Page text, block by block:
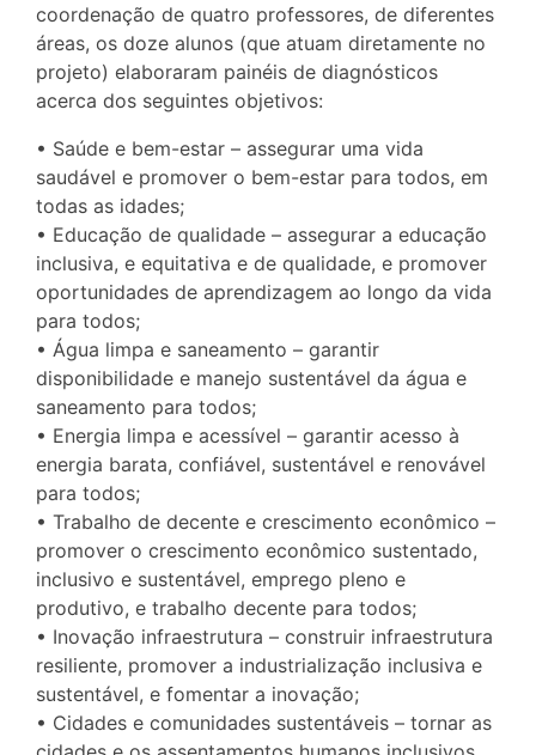
coordenação de quatro professores, de diferentes
áreas, os doze alunos (que atuam diretamente no
projeto) elaboraram painéis de diagnósticos
acerca dos seguintes objetivos:
• Saúde e bem-estar – assegurar uma vida
saudável e promover o bem-estar para todos, em
todas as idades;
• Educação de qualidade – assegurar a educação
inclusiva, e equitativa e de qualidade, e promover
oportunidades de aprendizagem ao longo da vida
para todos;
• Água limpa e saneamento – garantir
disponibilidade e manejo sustentável da água e
saneamento para todos;
• Energia limpa e acessível – garantir acesso à
energia barata, confiável, sustentável e renovável
para todos;
• Trabalho de decente e crescimento econômico –
promover o crescimento econômico sustentado,
inclusivo e sustentável, emprego pleno e
produtivo, e trabalho decente para todos;
• Inovação infraestrutura – construir infraestrutura
resiliente, promover a industrialização inclusiva e
sustentável, e fomentar a inovação;
• Cidades e comunidades sustentáveis – tornar as